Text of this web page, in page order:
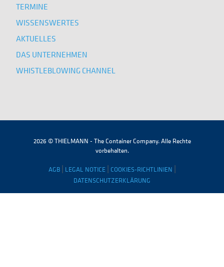
TERMINE
WISSENSWERTES
AKTUELLES
DAS UNTERNEHMEN
WHISTLEBLOWING CHANNEL
2026 © THIELMANN - The Container Company. Alle Rechte
vorbehalten.
AGB| LEGAL NOTICE| COOKIES-RICHTLINIEN |
DATENSCHUTZERKLÄRUNG